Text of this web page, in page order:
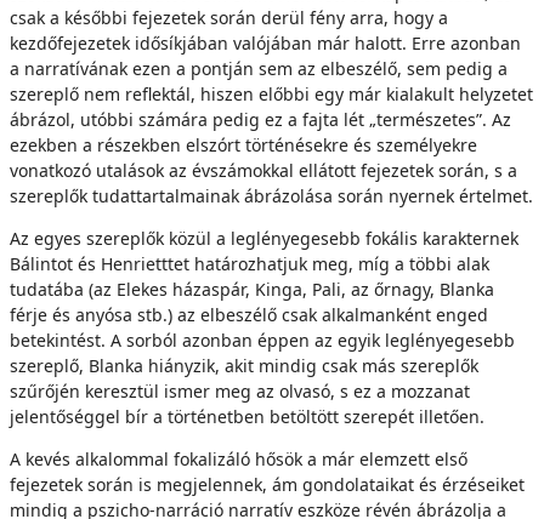
csak a későbbi fejezetek során derül fény arra, hogy a
kezdőfejezetek idősíkjában valójában már halott. Erre azonban
a narratívának ezen a pontján sem az elbeszélő, sem pedig a
szereplő nem reflektál, hiszen előbbi egy már kialakult helyzetet
ábrázol, utóbbi számára pedig ez a fajta lét „természetes”. Az
ezekben a részekben elszórt történésekre és személyekre
vonatkozó utalások az évszámokkal ellátott fejezetek során, s a
szereplők tudattartalmainak ábrázolása során nyernek értelmet.
Az egyes szereplők közül a leglényegesebb fokális karakternek
Bálintot és Henrietttet határozhatjuk meg, míg a többi alak
tudatába (az Elekes házaspár, Kinga, Pali, az őrnagy, Blanka
férje és anyósa stb.) az elbeszélő csak alkalmanként enged
betekintést. A sorból azonban éppen az egyik leglényegesebb
szereplő, Blanka hiányzik, akit mindig csak más szereplők
szűrőjén keresztül ismer meg az olvasó, s ez a mozzanat
jelentőséggel bír a történetben betöltött szerepét illetően.
A kevés alkalommal fokalizáló hősök a már elemzett első
fejezetek során is megjelennek, ám gondolataikat és érzéseiket
mindig a pszicho-narráció narratív eszköze révén ábrázolja a